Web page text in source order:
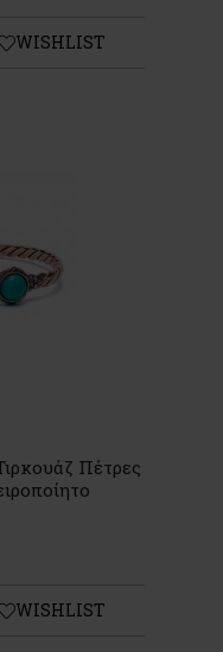
WISHLIST
Πέτρες
WISHLIST